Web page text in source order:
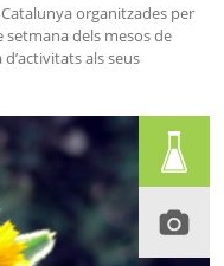
organitzades per
dels mesos de
als seus